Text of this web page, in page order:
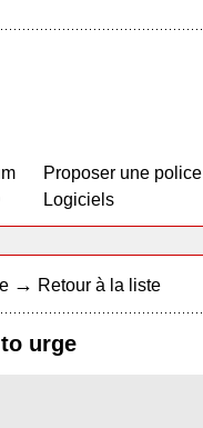
Proposer une police
Logiciels
→ Retour à la liste
urge